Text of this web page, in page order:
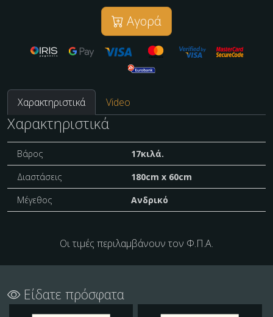
Αγορά
Χαρακτηριστικά Video
Χαρακτηριστικά
Βάρος
17κιλά.
Διαστάσεις
180cm x 60cm
Μέγεθος
Ανδρικό
Οι τιμές περιλαμβάνουν τον Φ.Π.Α.
Είδατε πρόσφατα